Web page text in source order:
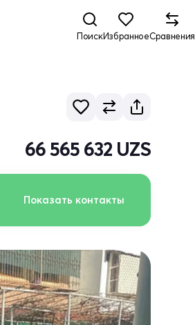
ПоискИзбранноеСравнения
66 565 632 UZS
Показать контакты